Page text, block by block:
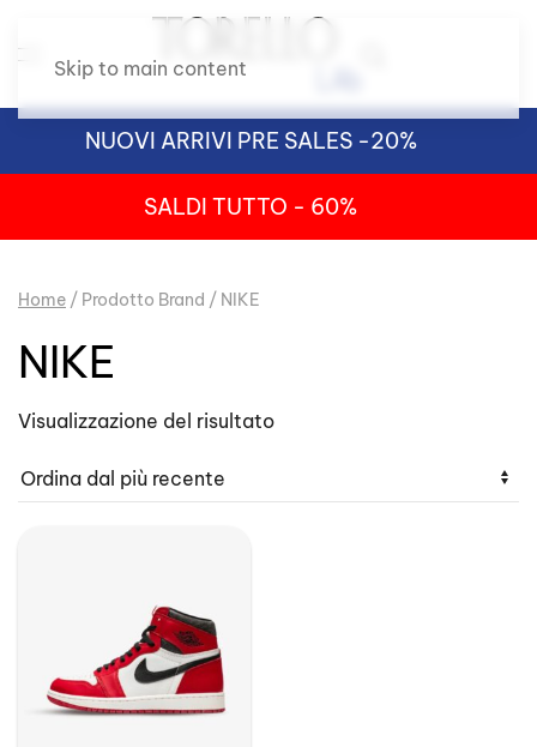
Skip to main content
NUOVI ARRIVI PRE SALES -20%
SALDI TUTTO - 60%
Home / Prodotto Brand / NIKE
NIKE
Visualizzazione del risultato